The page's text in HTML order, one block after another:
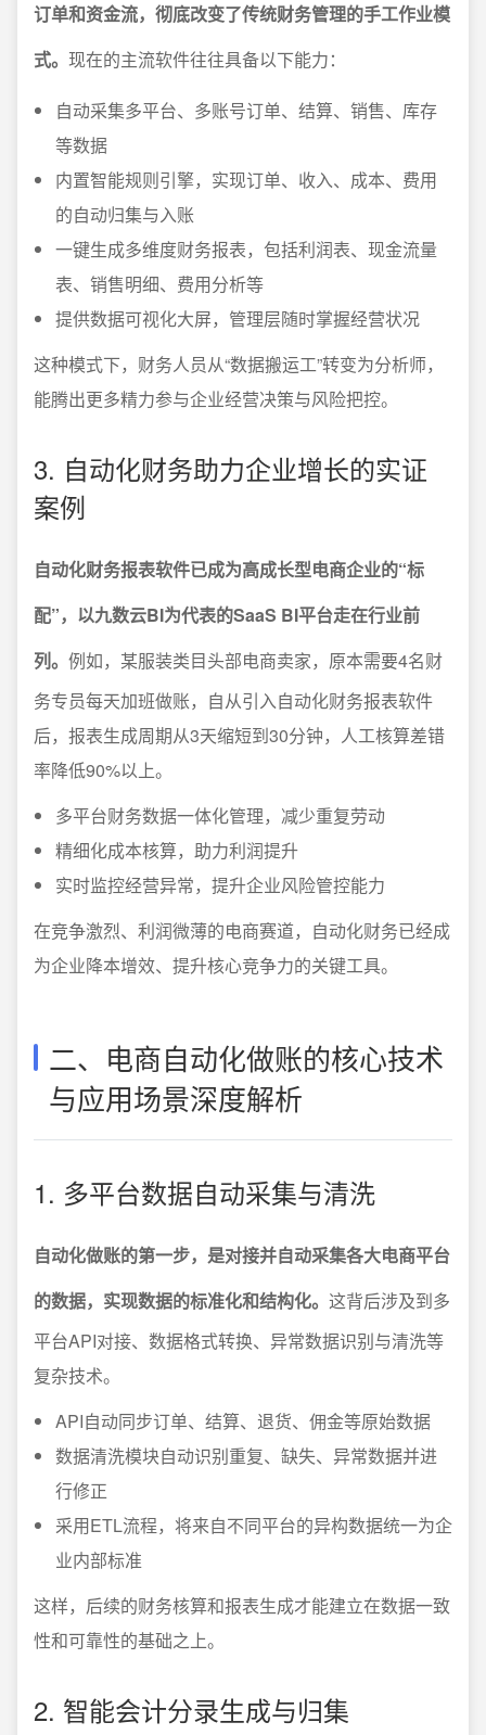
订单和资金流，彻底改变了传统财务管理的手工作业模
式。 现在的主流软件往往具备以下能力：
自动采集多平台、多账号订单、结算、销售、库存
等数据
内置智能规则引擎，实现订单、收入、成本、费用
的自动归集与入账
一键生成多维度财务报表，包括利润表、现金流量
表、销售明细、费用分析等
提供数据可视化大屏，管理层随时掌握经营状况
这种模式下，财务人员从“数据搬运工”转变为分析师，
能腾出更多精力参与企业经营决策与风险把控。
3. 自动化财务助力企业增长的实证
案例
自动化财务报表软件已成为高成长型电商企业的“标
配”，以九数云BI为代表的SaaS BI平台走在行业前
列。 例如，某服装类目头部电商卖家，原本需要4名财
务专员每天加班做账，自从引入自动化财务报表软件
后，报表生成周期从3天缩短到30分钟，人工核算差错
率降低90%以上。
多平台财务数据一体化管理，减少重复劳动
精细化成本核算，助力利润提升
实时监控经营异常，提升企业风险管控能力
在竞争激烈、利润微薄的电商赛道，自动化财务已经成
为企业降本增效、提升核心竞争力的关键工具。
二、电商自动化做账的核心技术
与应用场景深度解析
1. 多平台数据自动采集与清洗
自动化做账的第一步，是对接并自动采集各大电商平台
的数据，实现数据的标准化和结构化。 这背后涉及到多
平台API对接、数据格式转换、异常数据识别与清洗等
复杂技术。
API自动同步订单、结算、退货、佣金等原始数据
数据清洗模块自动识别重复、缺失、异常数据并进
行修正
采用ETL流程，将来自不同平台的异构数据统一为企
业内部标准
这样，后续的财务核算和报表生成才能建立在数据一致
性和可靠性的基础之上。
2. 智能会计分录生成与归集